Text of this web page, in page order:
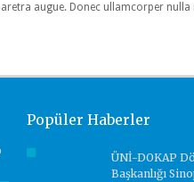
augue. Donec ullamcorper
Popüler Haberler
ÜNİ-DOKAP
Başkanlığı